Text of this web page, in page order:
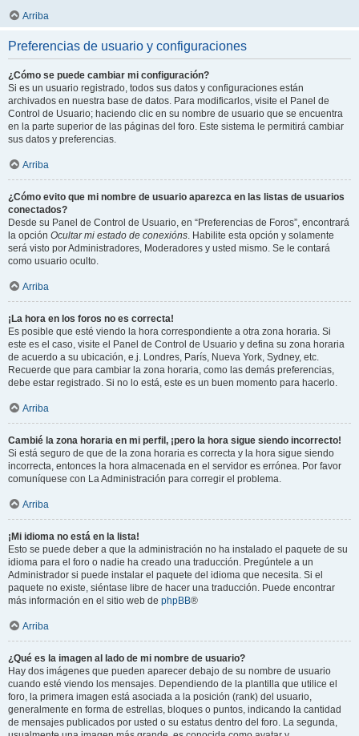
Arriba
Preferencias de usuario y configuraciones
¿Cómo se puede cambiar mi configuración?
Si es un usuario registrado, todos sus datos y configuraciones están
archivados en nuestra base de datos. Para modificarlos, visite el Panel de
Control de Usuario; haciendo clic en su nombre de usuario que se encuentra
en la parte superior de las páginas del foro. Este sistema le permitirá cambiar
sus datos y preferencias.
Arriba
¿Cómo evito que mi nombre de usuario aparezca en las listas de usuarios
conectados?
Desde su Panel de Control de Usuario, en “Preferencias de Foros”, encontrará
la opción Ocultar mi estado de conexións. Habilite esta opción y solamente
será visto por Administradores, Moderadores y usted mismo. Se le contará
como usuario oculto.
Arriba
¡La hora en los foros no es correcta!
Es posible que esté viendo la hora correspondiente a otra zona horaria. Si
este es el caso, visite el Panel de Control de Usuario y defina su zona horaria
de acuerdo a su ubicación, e.j. Londres, París, Nueva York, Sydney, etc.
Recuerde que para cambiar la zona horaria, como las demás preferencias,
debe estar registrado. Si no lo está, este es un buen momento para hacerlo.
Arriba
Cambié la zona horaria en mi perfil, ¡pero la hora sigue siendo incorrecto!
Si está seguro de que de la zona horaria es correcta y la hora sigue siendo
incorrecta, entonces la hora almacenada en el servidor es errónea. Por favor
comuníquese con La Administración para corregir el problema.
Arriba
¡Mi idioma no está en la lista!
Esto se puede deber a que la administración no ha instalado el paquete de su
idioma para el foro o nadie ha creado una traducción. Pregúntele a un
Administrador si puede instalar el paquete del idioma que necesita. Si el
paquete no existe, siéntase libre de hacer una traducción. Puede encontrar
más información en el sitio web de phpBB®
Arriba
¿Qué es la imagen al lado de mi nombre de usuario?
Hay dos imágenes que pueden aparecer debajo de su nombre de usuario
cuando esté viendo los mensajes. Dependiendo de la plantilla que utilice el
foro, la primera imagen está asociada a la posición (rank) del usuario,
generalmente en forma de estrellas, bloques o puntos, indicando la cantidad
de mensajes publicados por usted o su estatus dentro del foro. La segunda,